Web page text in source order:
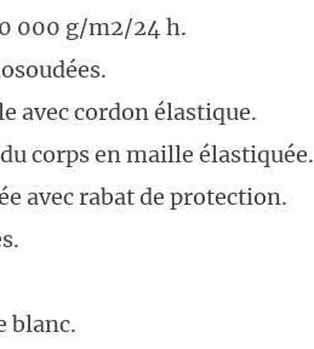
000 g/m2/24 h.
avec cordon élastique.
corps en maille élastiquée.
avec rabat de protection.
blanc.